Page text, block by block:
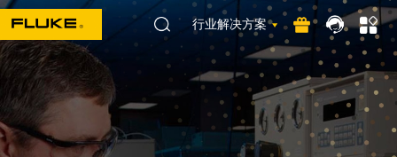
行业解决方案